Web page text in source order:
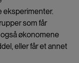
eksperimenter.
som får
også økonomene
eller får et annet